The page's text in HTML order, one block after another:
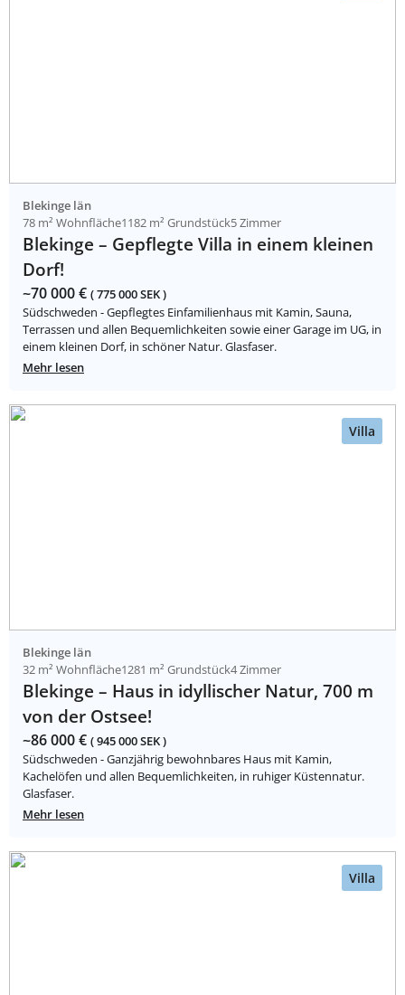
Blekinge län
78 m² Wohnfläche1182 m² Grundstück5 Zimmer
Blekinge – Gepflegte Villa in einem kleinen
Dorf!
~70 000 € ( 775 000 SEK )
Südschweden - Gepflegtes Einfamilienhaus mit Kamin, Sauna,
Terrassen und allen Bequemlichkeiten sowie einer Garage im UG, in
einem kleinen Dorf, in schöner Natur. Glasfaser.
Mehr lesen
Villa
Blekinge län
32 m² Wohnfläche1281 m² Grundstück4 Zimmer
Blekinge – Haus in idyllischer Natur, 700 m
von der Ostsee!
~86 000 € ( 945 000 SEK )
Südschweden - Ganzjährig bewohnbares Haus mit Kamin,
Kachelöfen und allen Bequemlichkeiten, in ruhiger Küstennatur.
Glasfaser.
Mehr lesen
Villa